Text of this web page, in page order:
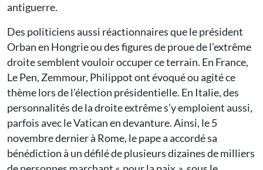
antiguerre.
Des politiciens aussi réactionnaires que le président
Orban en Hongrie ou des figures de proue de l’extrême
droite semblent vouloir occuper ce terrain. En France,
Le Pen, Zemmour, Philippot ont évoqué ou agité ce
thème lors de l’élection présidentielle. En Italie, des
personnalités de la droite extrême s’y emploient aussi,
parfois avec le Vatican en devanture. Ainsi, le 5
novembre dernier à Rome, le pape a accordé sa
bénédiction à un défilé de plusieurs dizaines de milliers